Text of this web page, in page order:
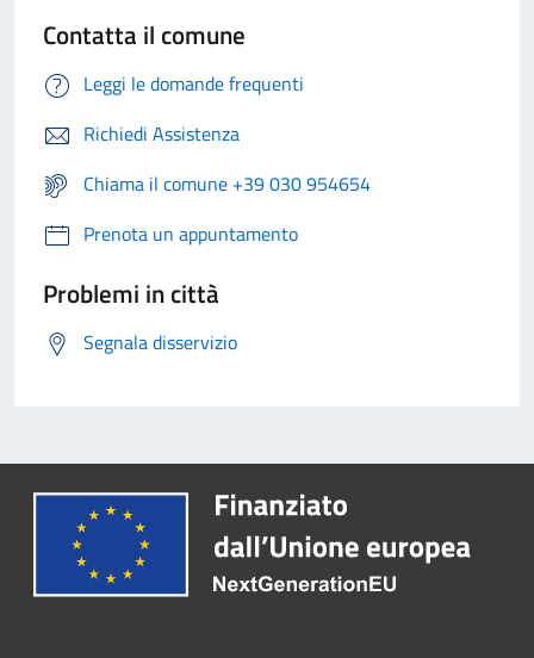
Contatta il comune
Leggi le domande frequenti
Richiedi Assistenza
Chiama il comune +39 030 954654
Prenota un appuntamento
Problemi in città
Segnala disservizio